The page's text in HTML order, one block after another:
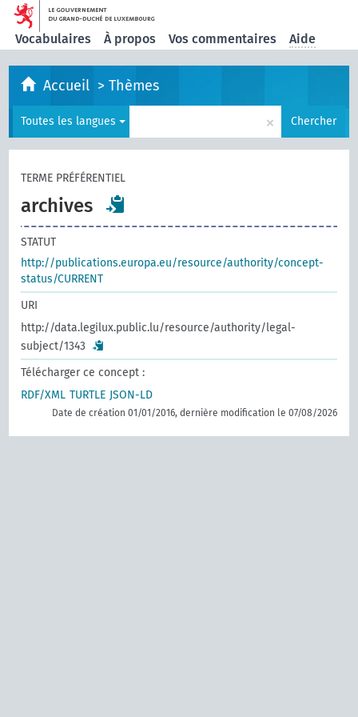
Vocabulaires À propos Vos commentaires Aide
Accueil >Thèmes
Toutes les langues × Chercher
TERME PRÉFÉRENTIEL
archives
STATUT
http://publications.europa.eu/resource/authority/concept-
status/CURRENT
URI
http://data.legilux.public.lu/resource/authority/legal-
subject/1343
Télécharger ce concept :
RDF/XML TURTLE JSON-LD
Date de création 01/01/2016, dernière modification le 07/08/2026